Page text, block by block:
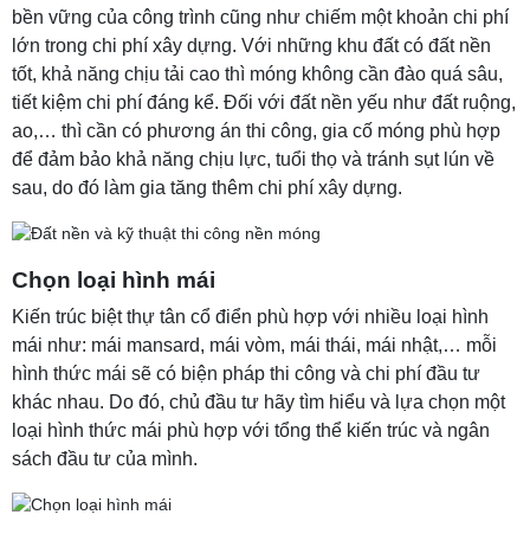
bền vững của công trình cũng như chiếm một khoản chi phí
lớn trong chi phí xây dựng. Với những khu đất có đất nền
tốt, khả năng chịu tải cao thì móng không cần đào quá sâu,
tiết kiệm chi phí đáng kể. Đối với đất nền yếu như đất ruộng,
ao,… thì cần có phương án thi công, gia cố móng phù hợp
để đảm bảo khả năng chịu lực, tuổi thọ và tránh sụt lún về
sau, do đó làm gia tăng thêm chi phí xây dựng.
Chọn loại hình mái
Kiến trúc biệt thự tân cổ điển phù hợp với nhiều loại hình
mái như: mái mansard, mái vòm, mái thái, mái nhật,… mỗi
hình thức mái sẽ có biện pháp thi công và chi phí đầu tư
khác nhau. Do đó, chủ đầu tư hãy tìm hiểu và lựa chọn một
loại hình thức mái phù hợp với tổng thể kiến trúc và ngân
sách đầu tư của mình.